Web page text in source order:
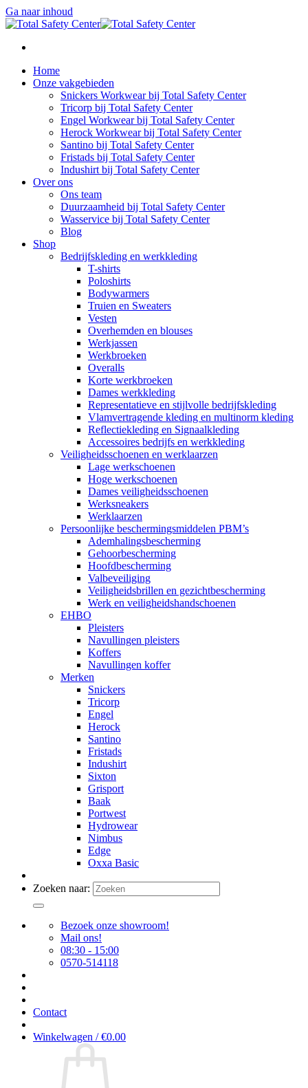
Ga naar inhoud
Home
Onze vakgebieden
Snickers Workwear bij Total Safety Center
Tricorp bij Total Safety Center
Engel Workwear bij Total Safety Center
Herock Workwear bij Total Safety Center
Santino bij Total Safety Center
Fristads bij Total Safety Center
Indushirt bij Total Safety Center
Over ons
Ons team
Duurzaamheid bij Total Safety Center
Wasservice bij Total Safety Center
Blog
Shop
Bedrijfskleding en werkkleding
T-shirts
Poloshirts
Bodywarmers
Truien en Sweaters
Vesten
Overhemden en blouses
Werkjassen
Werkbroeken
Overalls
Korte werkbroeken
Dames werkkleding
Representatieve en stijlvolle bedrijfskleding
Vlamvertragende kleding en multinorm kleding
Reflectiekleding en Signaalkleding
Accessoires bedrijfs en werkkleding
Veiligheidsschoenen en werklaarzen
Lage werkschoenen
Hoge werkschoenen
Dames veiligheidsschoenen
Werksneakers
Werklaarzen
Persoonlijke beschermingsmiddelen PBM’s
Ademhalingsbescherming
Gehoorbescherming
Hoofdbescherming
Valbeveiliging
Veiligheidsbrillen en gezichtbescherming
Werk en veiligheidshandschoenen
EHBO
Pleisters
Navullingen pleisters
Koffers
Navullingen koffer
Merken
Snickers
Tricorp
Engel
Herock
Santino
Fristads
Indushirt
Sixton
Grisport
Baak
Portwest
Hydrowear
Nimbus
Edge
Oxxa Basic
Zoeken naar:
Bezoek onze showroom!
Mail ons!
08:30 - 15:00
0570-514118
Contact
Winkelwagen /€0.00